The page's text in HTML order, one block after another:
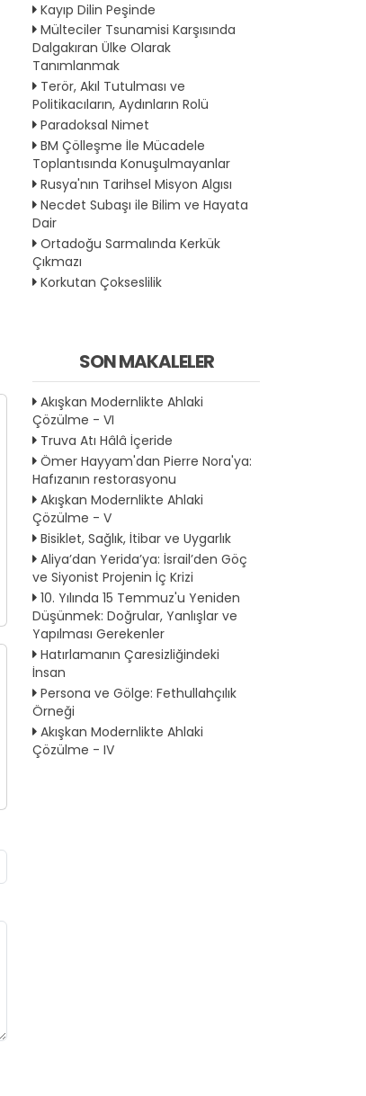
Kayıp Dilin Peşinde
Mülteciler Tsunamisi Karşısında
Dalgakıran Ülke Olarak
Tanımlanmak
Terör, Akıl Tutulması ve
Politikacıların, Aydınların Rolü
Paradoksal Nimet
BM Çölleşme İle Mücadele
Toplantısında Konuşulmayanlar
Rusya'nın Tarihsel Misyon Algısı
Necdet Subaşı ile Bilim ve Hayata
Dair
Ortadoğu Sarmalında Kerkük
Çıkmazı
Korkutan Çokseslilik
SON MAKALELER
Akışkan Modernlikte Ahlaki
Çözülme - VI
Truva Atı Hâlâ İçeride
Ömer Hayyam'dan Pierre Nora'ya:
Hafızanın restorasyonu
Akışkan Modernlikte Ahlaki
Çözülme - V
Bisiklet, Sağlık, İtibar ve Uygarlık
Aliya’dan Yerida’ya: İsrail’den Göç
ve Siyonist Projenin İç Krizi
10. Yılında 15 Temmuz'u Yeniden
Düşünmek: Doğrular, Yanlışlar ve
Yapılması Gerekenler
Hatırlamanın Çaresizliğindeki
İnsan
Persona ve Gölge: Fethullahçılık
Örneği
Akışkan Modernlikte Ahlaki
Çözülme - IV